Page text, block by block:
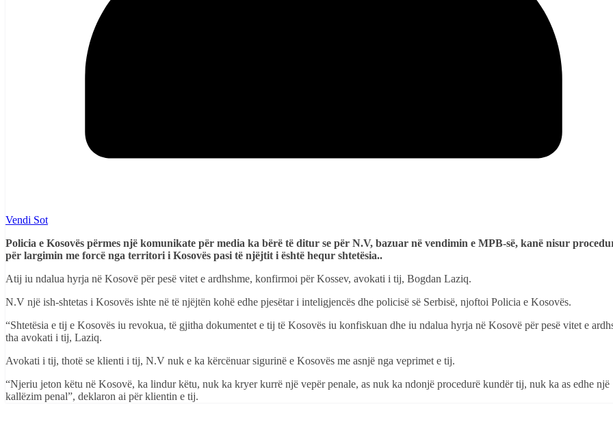
Vendi Sot
Policia e Kosovës përmes një komunikate për media ka bërë të ditur se për N.V, bazuar në vendimin e MPB-së, kanë nisur
për largimin me forcë nga territori i Kosovës pasi të njëjtit i është hequr shtetësia..
Atij iu ndalua hyrja në Kosovë për pesë vitet e ardhshme, konfirmoi për Kossev, avokati i tij, Bogdan Laziq.
N.V një ish-shtetas i Kosovës ishte në të njëjtën kohë edhe pjesëtar i inteligjencës dhe policisë së Serbisë, njoftoi Policia e Kosovës.
“Shtetësia e tij e Kosovës iu revokua, të gjitha dokumentet e tij të Kosovës iu konfiskuan dhe iu ndalua hyrja në Kosovë për pesë vitet e
tha avokati i tij, Laziq.
Avokati i tij, thotë se klienti i tij, N.V nuk e ka kërcënuar sigurinë e Kosovës me asnjë nga veprimet e tij.
“Njeriu jeton këtu në Kosovë, ka lindur këtu, nuk ka kryer kurrë një vepër penale, as nuk ka ndonjë procedurë kundër tij, nuk ka as edhe një
kallëzim penal”, deklaron ai për klientin e tij.